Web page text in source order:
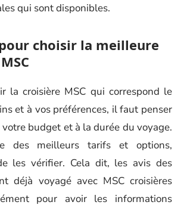
qui sont disponibles.
choisir la meilleure
la croisière MSC qui correspond le
et à vos préférences, il faut penser
budget et à la durée du voyage.
des meilleurs tarifs et options,
les vérifier. Cela dit, les avis des
déjà voyagé avec MSC croisières
pour avoir les informations